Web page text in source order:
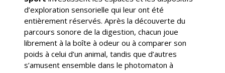
d’exploration sensorielle qui leur ont été
entièrement réservés. Après la découverte du
parcours sonore de la digestion, chacun joue
librement à la boîte à odeur ou à comparer son
poids à celui d’un animal, tandis que d’autres
s’amusent ensemble dans le photomaton à